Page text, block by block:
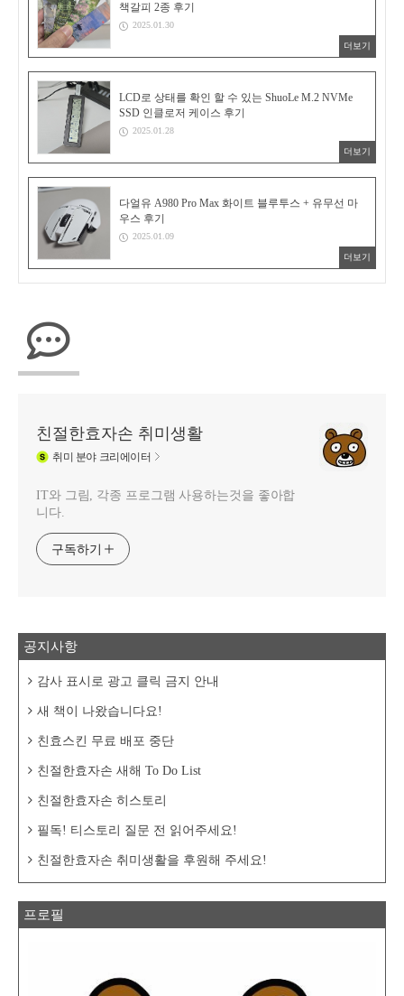
책갈피 2종 후기
2025.01.30
더보기
LCD로 상태를 확인 할 수 있는 ShuoLe M.2 NVMe
SSD 인클로저 케이스 후기
2025.01.28
더보기
다얼유 A980 Pro Max 화이트 블루투스 + 유무선 마
우스 후기
2025.01.09
더보기
친절한효자손 취미생활
취미 분야 크리에이터
IT와 그림, 각종 프로그램 사용하는것을 좋아합
니다.
구독하기
공지사항
감사 표시로 광고 클릭 금지 안내
새 책이 나왔습니다요!
친효스킨 무료 배포 중단
친절한효자손 새해 To Do List
친절한효자손 히스토리
필독! 티스토리 질문 전 읽어주세요!
친절한효자손 취미생활을 후원해 주세요!
프로필